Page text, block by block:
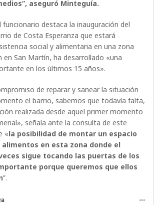
aseguró Minteguía.
destaca la inauguración del
de Costa Esperanza que estará
social y alimentaria en una zona
en San Martín, ha desarrollado «una
en los últimos 15 años».
de reparar y sanear la situación
el barrio, sabemos que todavía falta,
realizada desde aquel primer momento
señala ante la consulta de este
«la posibilidad de montar un espacio
alimentos en esta zona donde el
sigue tocando las puertas de los
porque queremos que ellos
”.